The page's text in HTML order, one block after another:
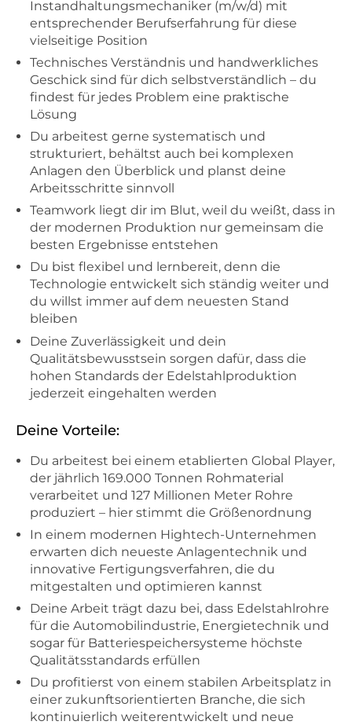
Instandhaltungsmechaniker (m/w/d) mit
entsprechender Berufserfahrung für diese
vielseitige Position
Technisches Verständnis und handwerkliches
Geschick sind für dich selbstverständlich – du
findest für jedes Problem eine praktische
Lösung
Du arbeitest gerne systematisch und
strukturiert, behältst auch bei komplexen
Anlagen den Überblick und planst deine
Arbeitsschritte sinnvoll
Teamwork liegt dir im Blut, weil du weißt, dass in
der modernen Produktion nur gemeinsam die
besten Ergebnisse entstehen
Du bist flexibel und lernbereit, denn die
Technologie entwickelt sich ständig weiter und
du willst immer auf dem neuesten Stand
bleiben
Deine Zuverlässigkeit und dein
Qualitätsbewusstsein sorgen dafür, dass die
hohen Standards der Edelstahlproduktion
jederzeit eingehalten werden
Deine Vorteile:
Du arbeitest bei einem etablierten Global Player,
der jährlich 169.000 Tonnen Rohmaterial
verarbeitet und 127 Millionen Meter Rohre
produziert – hier stimmt die Größenordnung
In einem modernen Hightech-Unternehmen
erwarten dich neueste Anlagentechnik und
innovative Fertigungsverfahren, die du
mitgestalten und optimieren kannst
Deine Arbeit trägt dazu bei, dass Edelstahlrohre
für die Automobilindustrie, Energietechnik und
sogar für Batteriespeichersysteme höchste
Qualitätsstandards erfüllen
Du profitierst von einem stabilen Arbeitsplatz in
einer zukunftsorientierten Branche, die sich
kontinuierlich weiterentwickelt und neue